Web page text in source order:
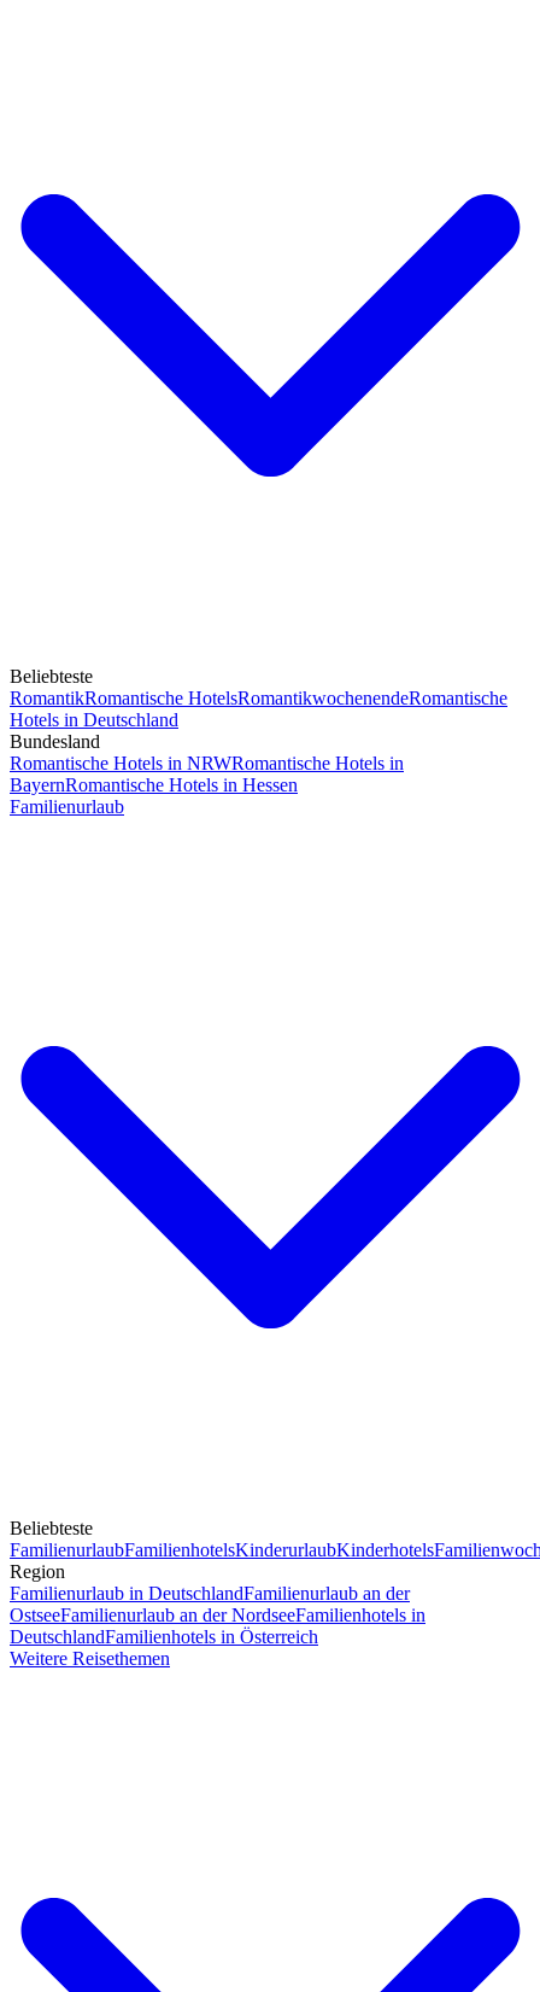
Beliebteste
RomantikRomantische HotelsRomantikwochenendeRomantische
Hotels in Deutschland
Bundesland
Romantische Hotels in NRWRomantische Hotels in
BayernRomantische Hotels in Hessen
Familienurlaub
Beliebteste
FamilienurlaubFamilienhotelsKinderurlaubKinderhotels
Region
Familienurlaub in DeutschlandFamilienurlaub an der
OstseeFamilienurlaub an der NordseeFamilienhotels in
DeutschlandFamilienhotels in Österreich
Weitere Reisethemen